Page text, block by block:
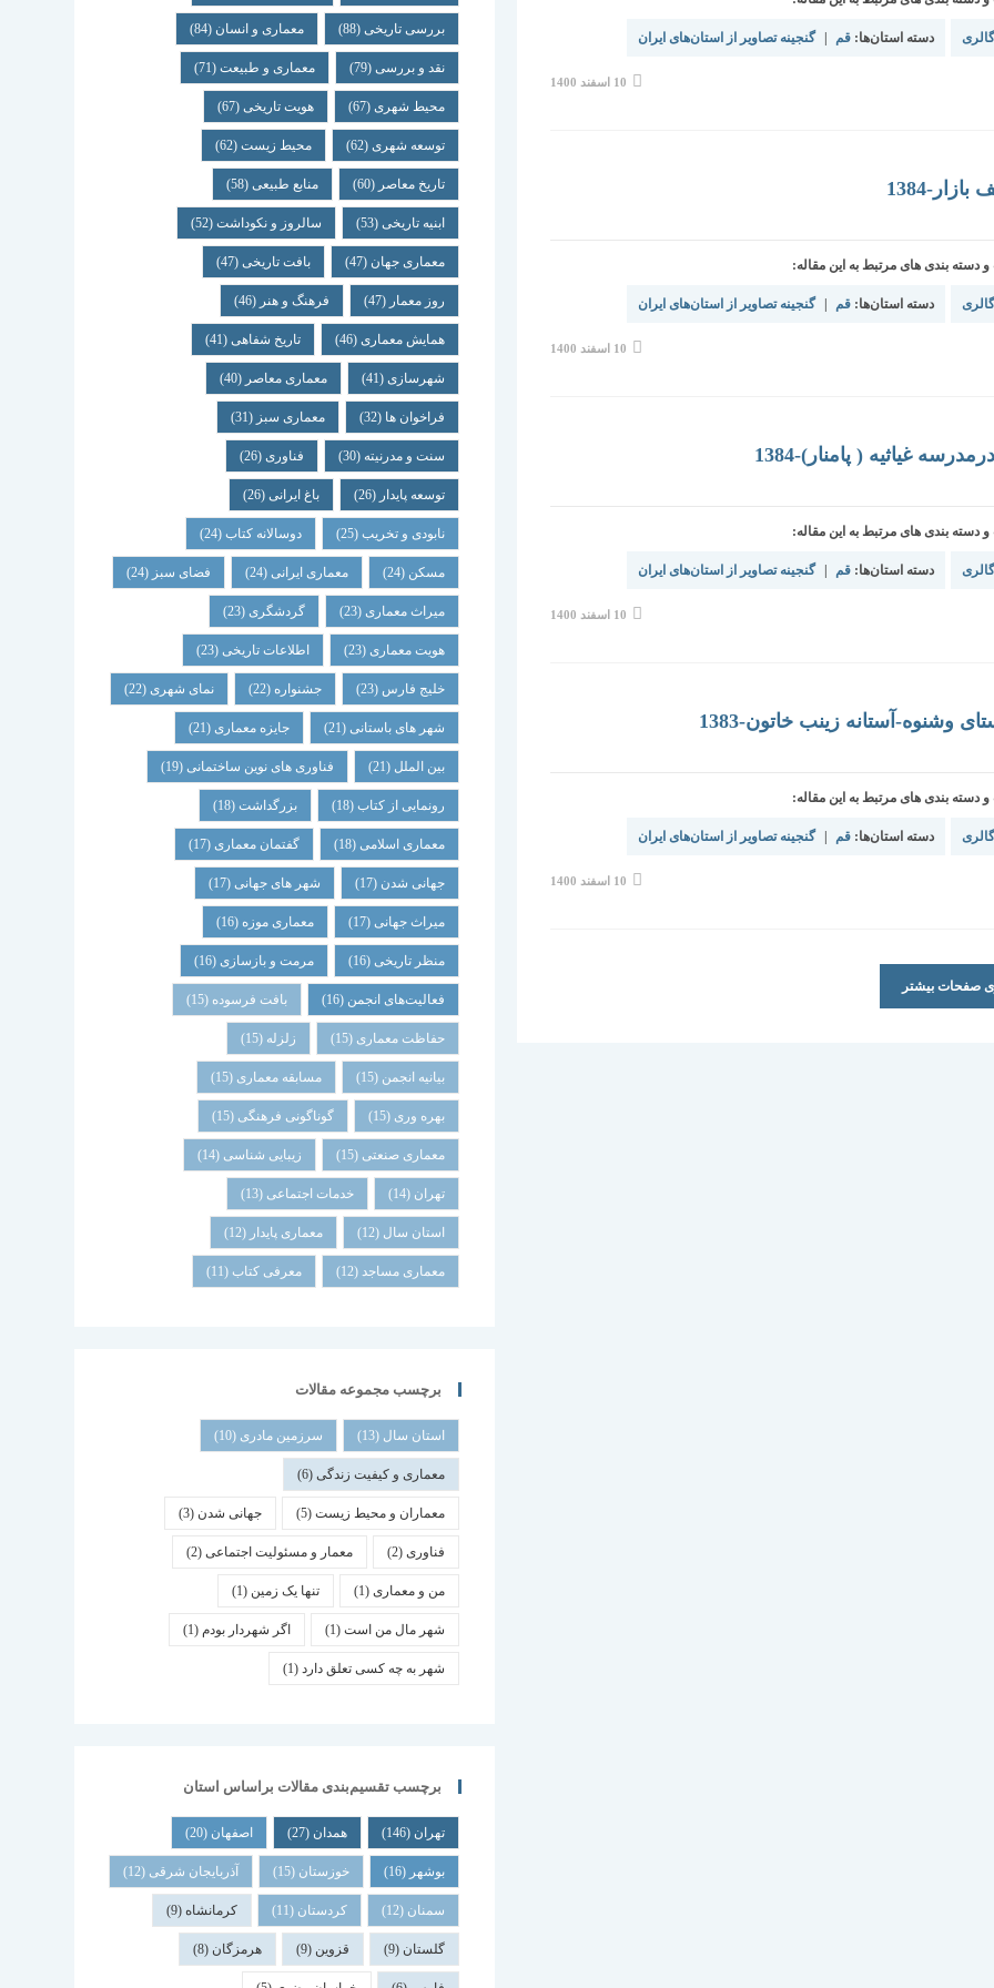
دسته استان‌ها: قم گنجینه تصاویر از استان‌های ایران
نوشته
10 اسفند 1400
1384
دسته بندی های مرتبط به این مقاله:
دسته استان‌ها: قم گنجینه تصاویر از استان‌های ایران
نوشته
10 اسفند 1400
غیاثیه ( پامنار)-1384
دسته بندی های مرتبط به این مقاله:
دسته استان‌ها: قم گنجینه تصاویر از استان‌های ایران
نوشته
10 اسفند 1400
وشنوه-آستانه زینب خاتون-1383
دسته بندی های مرتبط به این مقاله:
دسته استان‌ها: قم گنجینه تصاویر از استان‌های ایران
نوشته
10 اسفند 1400
صفحات بیشتر
بررسی تاریخی(88) معماری و انسان (84)
نقد و بررسی(79) معماری و طبیعت(71)
محیط شهری(67) هویت تاریخی(67)
توسعه شهری(62) محیط زیست(62)
تاریخ معاصر (60) منابع طبیعی(58)
ابنیه تاریخی(53) سالروز و نکوداشت(52)
معماری جهان (47) بافت تاریخی(47)
روز معمار (47) فرهنگ و هنر (46)
همایش معماری(46) تاریخ شفاهی(41)
شهرسازی(41) معماری معاصر (40)
فراخوان ها (32) معماری سبز (31)
سنت و مدرنیته (30) فناوری(26)
توسعه پایدار (26) باغ ایرانی(26)
نابودی و تخریب(25) دوسالانه کتاب(24)
مسکن (24) معماری ایرانی(24) فضای سبز (24)
میراث معماری(23) گردشگری(23)
هویت معماری(23) اطلاعات تاریخی(23)
خلیج فارس (23) جشنواره (22) نمای شهری(22)
شهر های باستانی(21) جایزه معماری(21)
بین الملل (21) فناوری های نوین ساختمانی(19)
رونمایی از کتاب(18) بزرگداشت(18)
معماری اسلامی(18) گفتمان معماری(17)
جهانی شدن (17) شهر های جهانی(17)
میراث جهانی(17) معماری موزه (16)
منظر تاریخی(16) مرمت و بازسازی(16)
فعالیت‌های انجمن (16) بافت فرسوده (15)
حفاظت معماری (15) زلزله (15)
بیانیه انجمن (15) مسابقه معماری (15)
بهره وری (15) گوناگونی فرهنگی (15)
معماری صنعتی (15) زیبایی شناسی (14)
تهران (14) خدمات اجتماعی (13)
استان سال (12) معماری پایدار (12)
معماری مساجد(12) معرفی کتاب (11)
برچسب مجموعه مقالات
استان سال (13) سرزمین مادری (10)
معماری و کیفیت زندگی(6)
معماران و محیط زیست(5) جهانی شدن (3)
فناوری(2) معمار و مسئولیت اجتماعی(2)
من و معماری(1) تنها یک زمین (1)
شهر مال من است(1) اگر شهردار بودم (1)
شهر به چه کسی تعلق دارد(1)
برچسب تقسیم‌بندی مقالات براساس استان
تهران (146) همدان (27) اصفهان (20)
بوشهر (16) خوزستان (15) آذربایجان شرقی (12)
سمنان (12) کردستان (11) کرمانشاه(9)
گلستان (9) قزوین (9) هرمزگان (8)